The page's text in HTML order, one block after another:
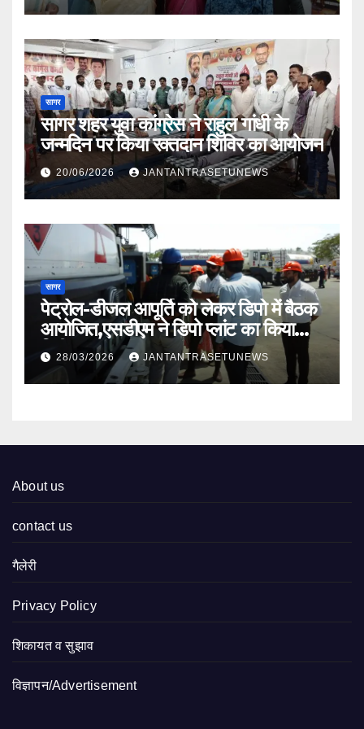
सागर
सागर शहर युवा कांग्रेस ने राहुल गांधी के
जन्मदिन पर किया रक्तदान शिविर का आयोजन
20/06/2026 JANTANTRASETUNEWS
सागर
पेट्रोल-डीजल आपूर्ति को लेकर डिपो में बैठक
आयोजित,एसडीएम ने डिपो प्लांट का किया
निरीक्षण
28/03/2026 JANTANTRASETUNEWS
About us
contact us
गैलेरी
Privacy Policy
शिकायत व सुझाव
विज्ञापन/Advertisement